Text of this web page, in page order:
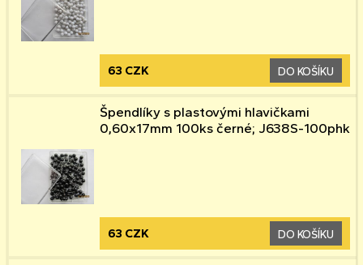
63 CZK DO KOŠÍKU
Špendlíky s plastovými hlavičkami
0,60x17mm 100ks černé; J638S-100phk
63 CZK DO KOŠÍKU